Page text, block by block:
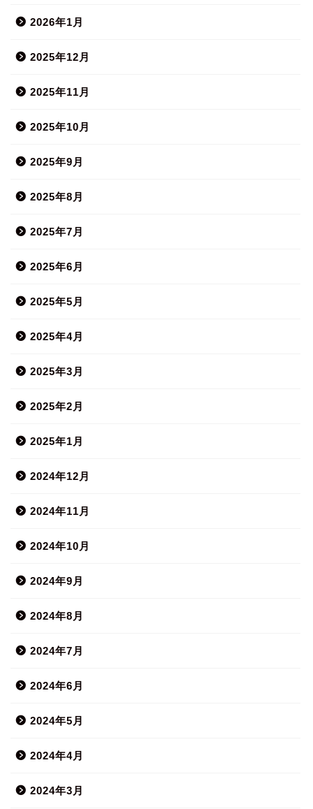
2026年1月
2025年12月
2025年11月
2025年10月
2025年9月
2025年8月
2025年7月
2025年6月
2025年5月
2025年4月
2025年3月
2025年2月
2025年1月
2024年12月
2024年11月
2024年10月
2024年9月
2024年8月
2024年7月
2024年6月
2024年5月
2024年4月
2024年3月